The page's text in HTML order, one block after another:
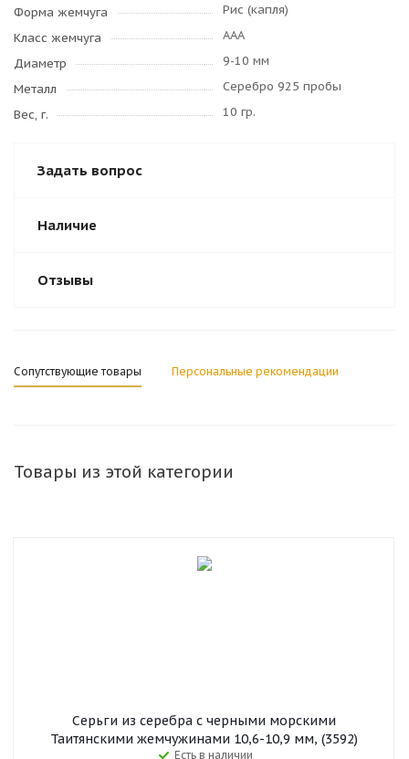
Форма жемчуга
Рис (капля)
Класс жемчуга
AAA
Диаметр
9-10 мм
Металл
Серебро 925 пробы
Вес, г.
10 гр.
Задать вопрос
Наличие
Отзывы
Сопутствующие товары Персональные рекомендации
Товары из этой категории
Серьги из серебра c черными морскими
Таитянскими жемчужинами 10,6-10,9 мм, (3592)
Есть в наличии